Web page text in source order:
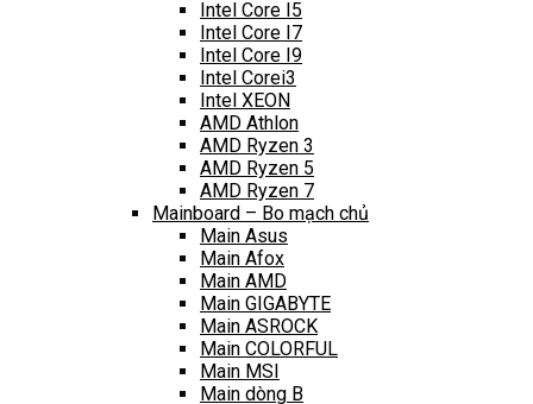
Intel Core I5
Intel Core I7
Intel Core I9
Intel Corei3
Intel XEON
AMD Athlon
AMD Ryzen 3
AMD Ryzen 5
AMD Ryzen 7
Mainboard – Bo mạch chủ
Main Asus
Main Afox
Main AMD
Main GIGABYTE
Main ASROCK
Main COLORFUL
Main MSI
Main dòng B